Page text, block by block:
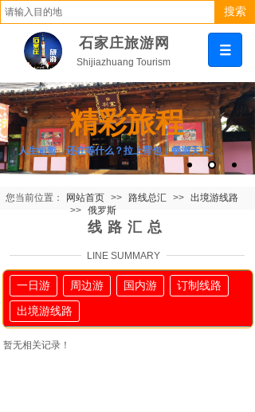
搜索
石家庄旅游网
Shijiazhuang Tourism
精彩旅程
人生短暂，还在等什么？拉上背包，畅游天下。
您当前位置： 网站首页 >> 路线总汇 >> 出境游线路
>> 俄罗斯
线路汇总
LINE SUMMARY
一日游 周边游 国内游
订制线路
出境游线路
暂无相关记录！